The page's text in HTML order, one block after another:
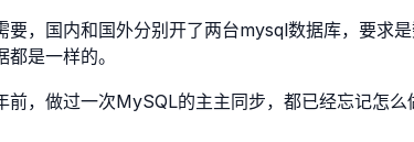
要，国内和国外分别开了两台mysql数据库，要求
是一样的。
前，做过一次MySQL的主主同步，都已经忘记怎